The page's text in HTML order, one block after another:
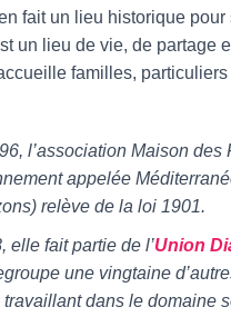
fait un lieu historique pour
un lieu de vie, de partage
familles, particuliers
l’association Maison des
appelée
relève de la loi 1901.
elle fait partie de l’Union
une vingtaine
dans le domaine